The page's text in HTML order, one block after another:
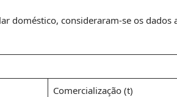
consideraram-se os dados
Comercialização (t)